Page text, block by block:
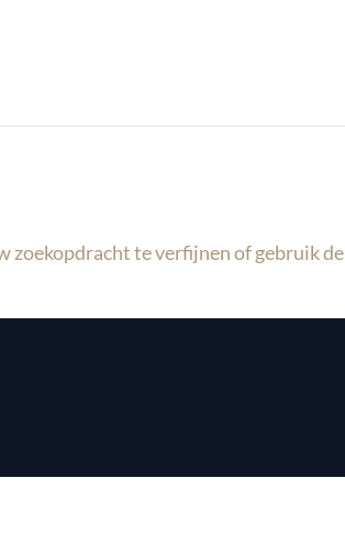
zoekopdracht te verfijnen of gebruik de